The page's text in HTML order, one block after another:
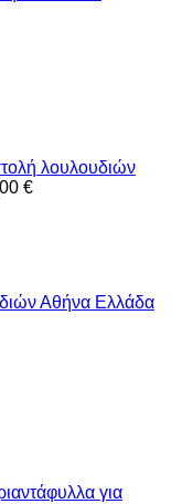
λουλουδιών
€
Αθήνα Ελλάδα
για